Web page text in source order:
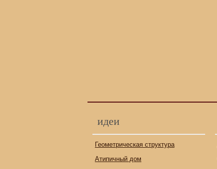
идеи
Геометрическая структура
Атипичный дом